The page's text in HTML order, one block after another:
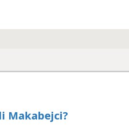
Makabejci?